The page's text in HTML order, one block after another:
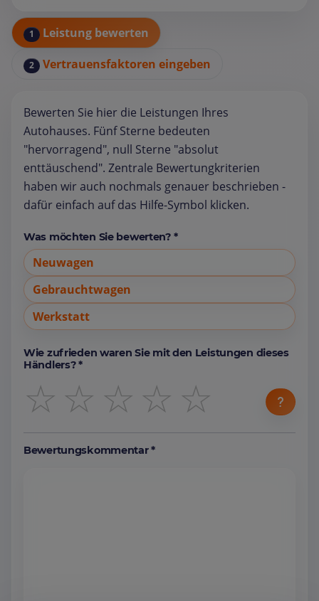
1 Leistung bewerten
2 Vertrauensfaktoren eingeben
Bewerten Sie hier die Leistungen Ihres
Autohauses. Fünf Sterne bedeuten
"hervorragend", null Sterne "absolut
enttäuschend". Zentrale Bewertungkriterien
haben wir auch nochmals genauer beschrieben -
dafür einfach auf das Hilfe-Symbol klicken.
Was möchten Sie bewerten? *
Neuwagen
Gebrauchtwagen
Werkstatt
Wie zufrieden waren Sie mit den Leistungen dieses
Händlers? *
☆
☆
☆
☆
☆
Bewertungskommentar *